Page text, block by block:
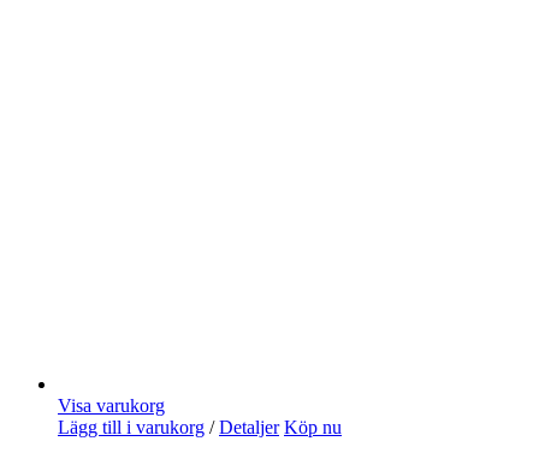
Visa varukorg
Lägg till i varukorg / Detaljer Köp nu